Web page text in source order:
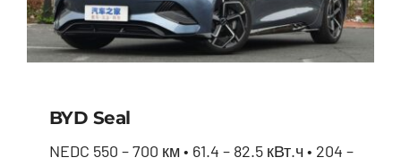
BYD Seal
NEDC 550 – 700 км • 61.4 – 82.5 кВт.ч • 204 –